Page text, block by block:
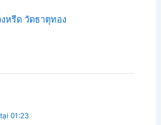
หรีด วัดธาตุทอง
01:23